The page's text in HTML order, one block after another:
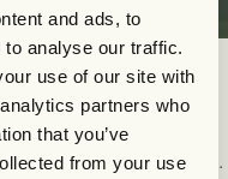
and ads, to
analyse our traffic.
use of our site with
partners who
that you’ve
from your use
Nordsjælland
fler chanser,
innan halvtid. Efter